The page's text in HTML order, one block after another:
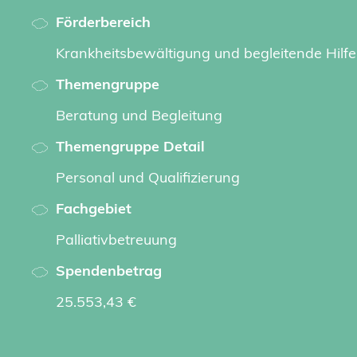
Förderbereich
Krankheitsbewältigung und begleitende
Themengruppe
Beratung und Begleitung
Themengruppe Detail
Personal und Qualifizierung
Fachgebiet
Palliativbetreuung
Spendenbetrag
25.553,43 €